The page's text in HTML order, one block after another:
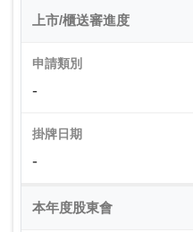
上市/櫃送審進度
申請類別
-
掛牌日期
-
本年度股東會